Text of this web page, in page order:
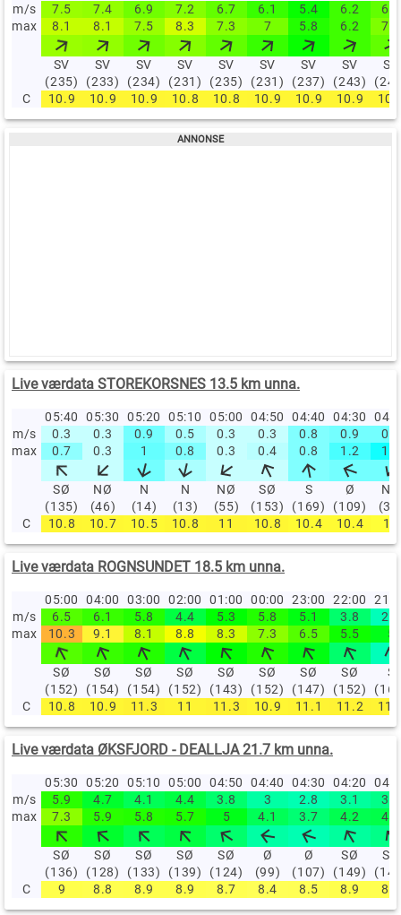
m/s
7.5 7.4 6.9 7.2 6.7 6.1 5.4 6.2
6.7
max
8.1 8.1 7.5 8.3 7.3 7 5.8 6.2 7.1
SV
(235)
SV
(233)
SV
(234)
SV
(231)
SV
(235)
SV
(231)
SV
(237)
SV
(243)
SV
C
10.9 10.9 10.9 10.8 10.8 10.9 10.9 10.9
Live værdata STOREKORSNES 13.5 km unna.
05:40 05:30 05:20 05:10 05:00 04:50 04:40 04:30
m/s
0.3 0.3 0.9 0.5 0.3 0.3 0.8 0.9
0.9
max
0.7 0.3 1 0.8 0.3 0.4 0.8 1.2 1.6
SØ
(135)
NØ
(46)
N
(14)
N
(13)
NØ
(55)
SØ
(153)
S
(169)
Ø
(109)
NØ
C
10.8 10.7 10.5 10.8 11 10.8 10.4 10.4 10
Live værdata ROGNSUNDET 18.5 km unna.
05:00 04:00 03:00 02:00 01:00 00:00 23:00 22:00
m/s
6.5 6.1 5.8 4.4 5.3 5.8 5.1 3.8
2.7
max
10.3 9.1 8.1 8.8 8.3 7.3 6.5 5.5 5
SØ
(152)
SØ
(154)
SØ
(154)
SØ
(152)
SØ
(143)
SØ
(152)
SØ
(147)
SØ
(152)
S
C
10.8 10.9 11.3 11 11.3 10.9 11.1 11.2
Live værdata ØKSFJORD - DEALLJA 21.7 km unna.
05:30 05:20 05:10 05:00 04:50 04:40 04:30 04:20
m/s
5.9 4.7 4.1 4.4 3.8 3 2.8 3.1
3.4
max
7.3 5.9 5.8 5.7 5 4.1 3.7 4.2 4.3
SØ
(136)
SØ
(128)
SØ
(133)
SØ
(139)
SØ
(124)
Ø
(99)
Ø
(107)
SØ
(149)
SØ
C
9 8.8 8.9 8.9 8.7 8.4 8.5 8.9 8.8